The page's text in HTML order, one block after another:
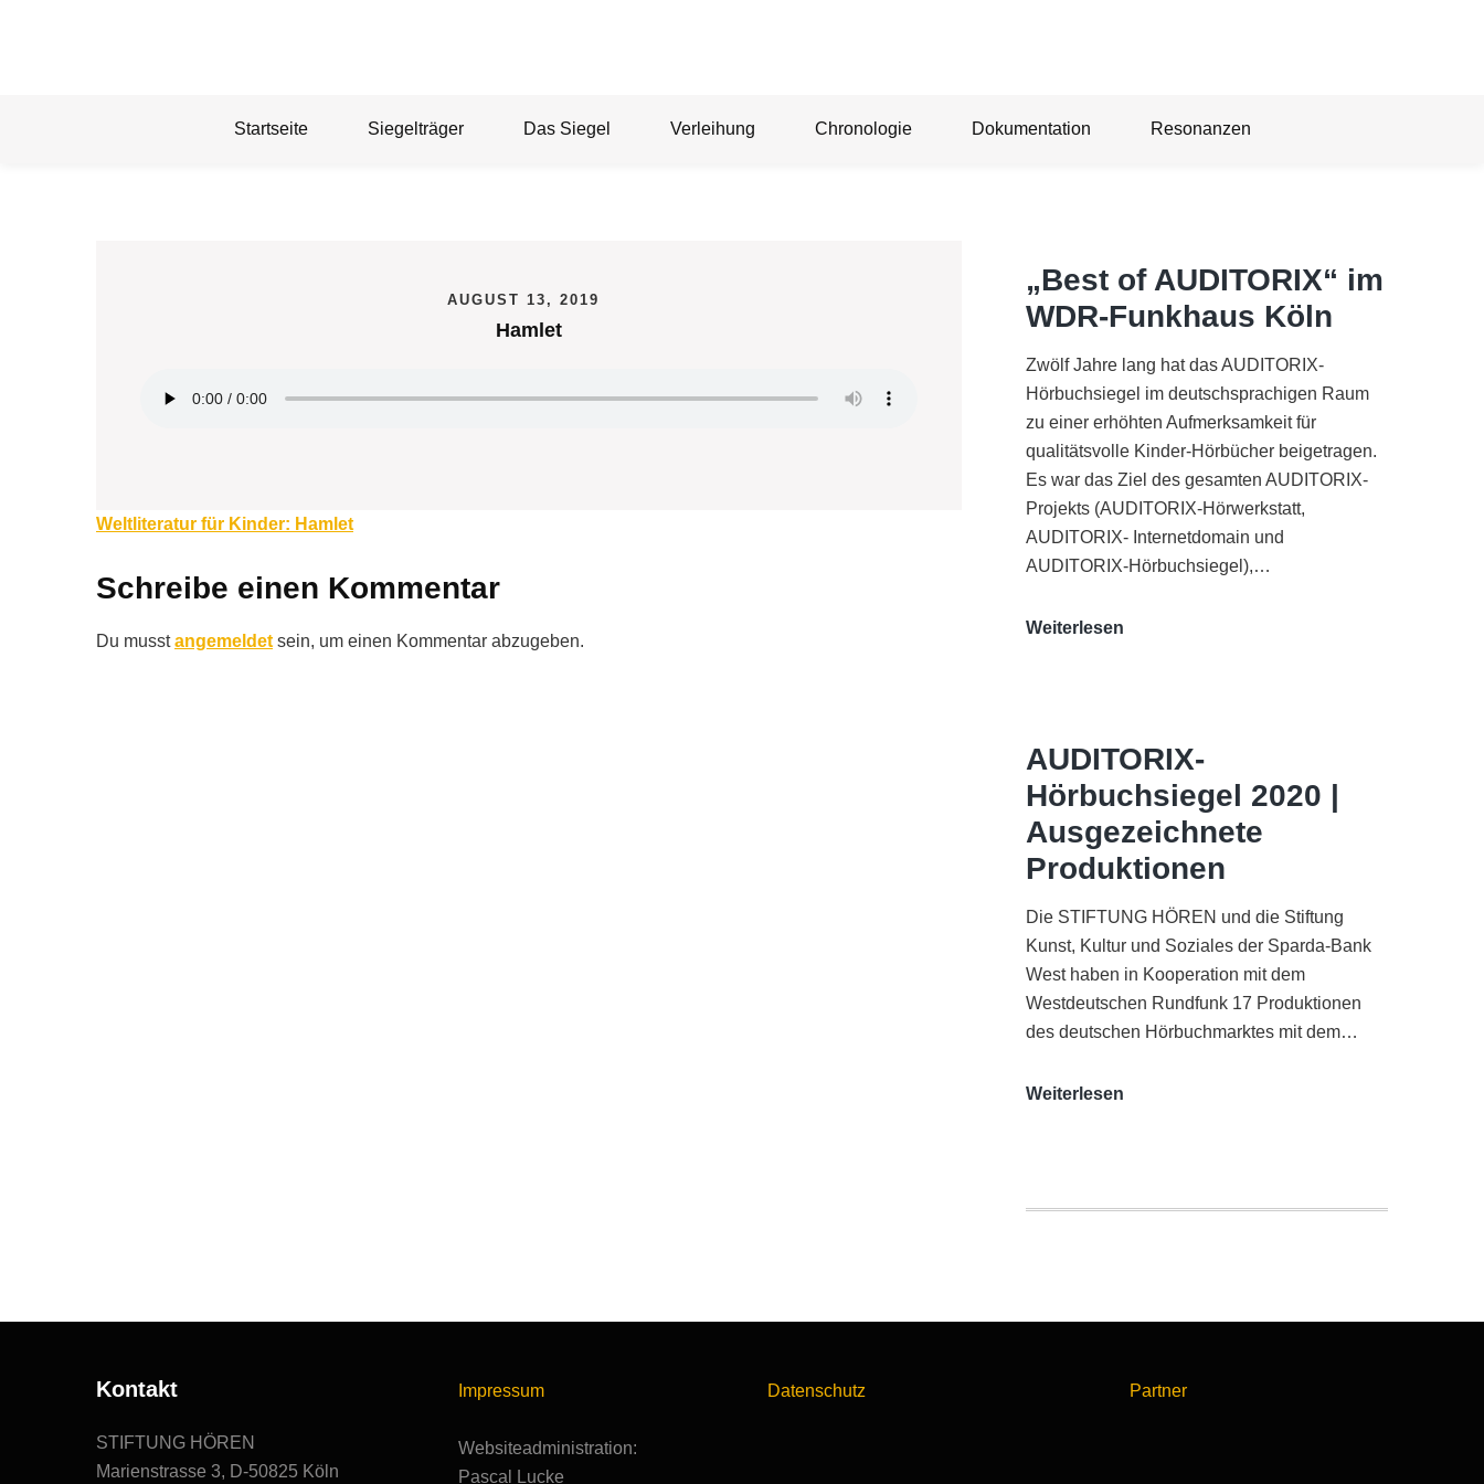
Startseite Siegelträger Das Siegel Verleihung Chronologie Dokumentation Resonanzen
AUGUST 13, 2019
Hamlet
Beitragsnavigation
Weltliteratur für Kinder: Hamlet
Schreibe einen Kommentar
Du musstangemeldet sein, um einen Kommentar abzugeben.
„Best of AUDITORIX“ im
WDR-Funkhaus Köln
Zwölf Jahre lang hat das AUDITORIX-
Hörbuchsiegel im deutschsprachigen Raum
zu einer erhöhten Aufmerksamkeit für
qualitätsvolle Kinder-Hörbücher beigetragen.
Es war das Ziel des gesamten AUDITORIX-
Projekts (AUDITORIX-Hörwerkstatt,
AUDITORIX- Internetdomain und
AUDITORIX-Hörbuchsiegel),…
Weiterlesen
Funkhaus
Köln
AUDITORIX-
Hörbuchsiegel 2020 |
Ausgezeichnete
Produktionen
Die STIFTUNG HÖREN und die Stiftung
Kunst, Kultur und Soziales der Sparda-Bank
West haben in Kooperation mit dem
Westdeutschen Rundfunk 17 Produktionen
des deutschen Hörbuchmarktes mit dem…
Weiterlesen
Ausgezeichnete
Kontakt
STIFTUNG HÖREN
Marienstrasse 3, D-50825 Köln
Impressum
Websiteadministration:
Pascal Lucke
Datenschutz Partner